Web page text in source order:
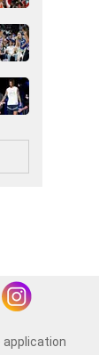
application